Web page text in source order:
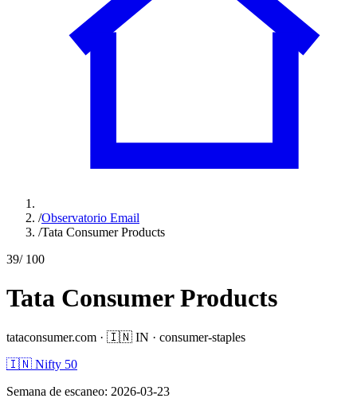
/Observatorio Email
/Tata Consumer Products
39/ 100
Tata Consumer Products
tataconsumer.com · 🇮🇳 IN · consumer-staples
🇮🇳 Nifty 50
Semana de escaneo: 2026-03-23